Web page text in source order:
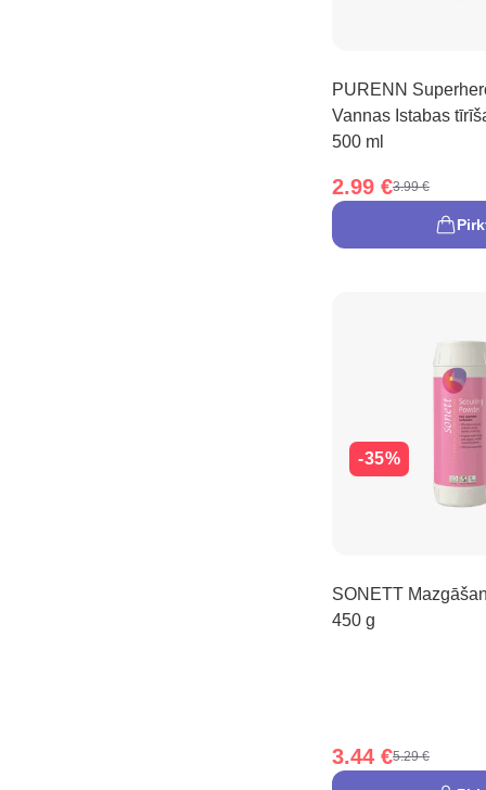
PURENN
Vannas Istabas
500 ml
2.99 €3.99 €
-35%
SONETT
450 g
3.44 €5.29 €